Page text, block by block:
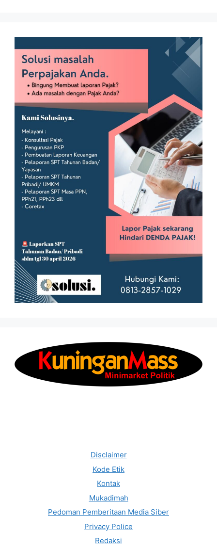
Disclaimer
Kode Etik
Kontak
Mukadimah
Pedoman Pemberitaan Media Siber
Privacy Police
Redaksi